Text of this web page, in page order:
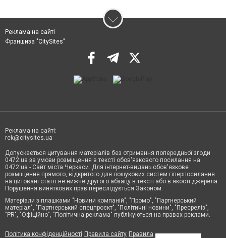
Реклама на сайті
Франшиза "CitySites"
Реклама на сайті:
rek@citysites.ua
Допускається цитування матеріалів без отримання попередньої згоди
0472.ua за умови розміщення в тексті обов'язкового посилання на
0472.ua - Сайт міста Черкаси. Для інтернет-видань обов'язкове
розміщення прямого, відкритого для пошукових систем гіперпосилання
на цитовані статті не нижче другого абзацу в тексті або в якості джерела.
Порушення виняткових прав переслідується Законом.
Матеріали з плашками "Новини компаній", "Промо", "Партнерський
матеріал", "Партнерський спецпроєкт", "Політичні новини", "Пресреліз",
"PR", "Офіційно", "Політична реклама" публікуються на правах реклами.
Політика конфіденційності Правила сайту Правила